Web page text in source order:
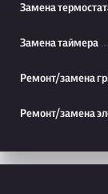
Замена
Замена таймера
Ремонт/замена
Ремонт/замена